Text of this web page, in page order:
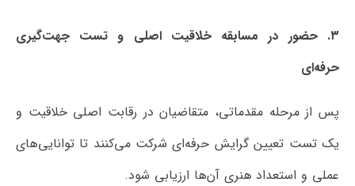
۳. حضور در مسابقه خلاقیت اصلی و تست جهت‌گیری
حرفه‌ای
پس از مرحله مقدماتی، متقاضیان در رقابت اصلی خلاقیت و
یک تست تعیین گرایش حرفه‌ای شرکت می‌کنند تا توانایی‌های
عملی و استعداد هنری آن‌ها ارزیابی شود.